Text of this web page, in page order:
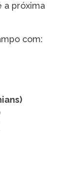
a próxima
com: